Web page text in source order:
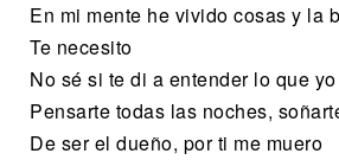
En mi mente he vivido cosas y la
Te necesito
No sé si te di a entender lo que
Pensarte todas las noches,
De ser el dueño, por ti me muero